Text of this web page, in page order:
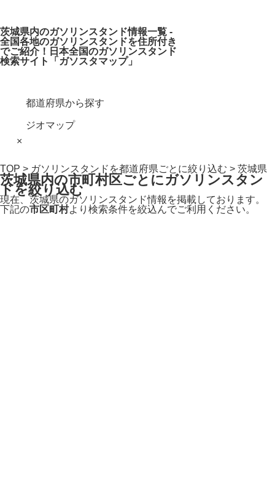
茨城県内のガソリンスタンド情報一覧 -
全国各地のガソリンスタンドを住所付き
でご紹介！日本全国のガソリンスタンド
検索サイト「ガソスタマップ」
都道府県から探す
ジオマップ
×
TOP > ガソリンスタンドを都道府県ごとに絞り込む > 茨城県
茨城県内の市町村区ごとにガソリンスタン
ドを絞り込む
現在、茨城県のガソリンスタンド情報を掲載しております。
下記の市区町村より検索条件を絞込んでご利用ください。